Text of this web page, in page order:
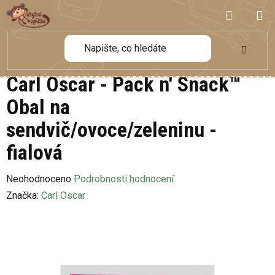
Přejít
na
obsah
KOŠÍK
Carl Oscar - Pack n' Snack™
Obal na
sendvič/ovoce/zeleninu -
fialová
Průměrné
hodnocení
Neohodnoceno Podrobnosti hodnocení
Značka: Carl Oscar